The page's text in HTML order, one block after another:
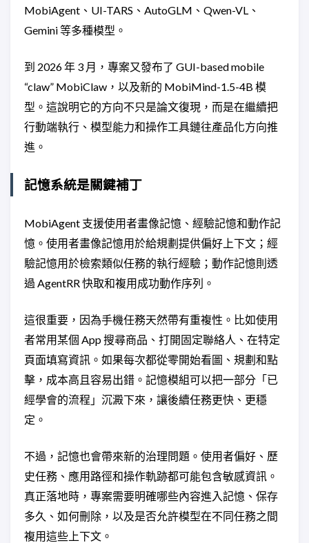
MobiAgent、UI-TARS、AutoGLM、Qwen-VL、
Gemini 等多種模型。
到 2026 年 3 月，專案又發布了 GUI-based mobile
“claw” MobiClaw，以及新的 MobiMind-1.5-4B 模
型。這說明它的方向不只是論文復現，而是在繼續把
行動端執行、模型能力和操作工具鏈往產品化方向推
進。
記憶系統是關鍵補丁
MobiAgent 支援使用者畫像記憶、經驗記憶和動作記
憶。使用者畫像記憶用於給規劃提供偏好上下文；經
驗記憶用於檢索類似任務的執行經驗；動作記憶則透
過 AgentRR 快取和複用成功動作序列。
這很重要，因為手機任務天然帶有重複性。比如使用
者常用某個 App 搜尋商品、打開固定聯絡人、在特定
頁面填寫資訊。如果每次都從零開始看圖、規劃和點
擊，成本高且容易出錯。記憶模組可以把一部分「已
經學會的流程」沉澱下來，讓後續任務更快、更穩
定。
不過，記憶也會帶來新的治理問題。使用者偏好、歷
史任務、應用路徑和操作軌跡都可能包含敏感資訊。
真正落地時，專案需要明確哪些內容進入記憶、保存
多久、如何刪除，以及是否允許模型在不同任務之間
複用這些上下文。